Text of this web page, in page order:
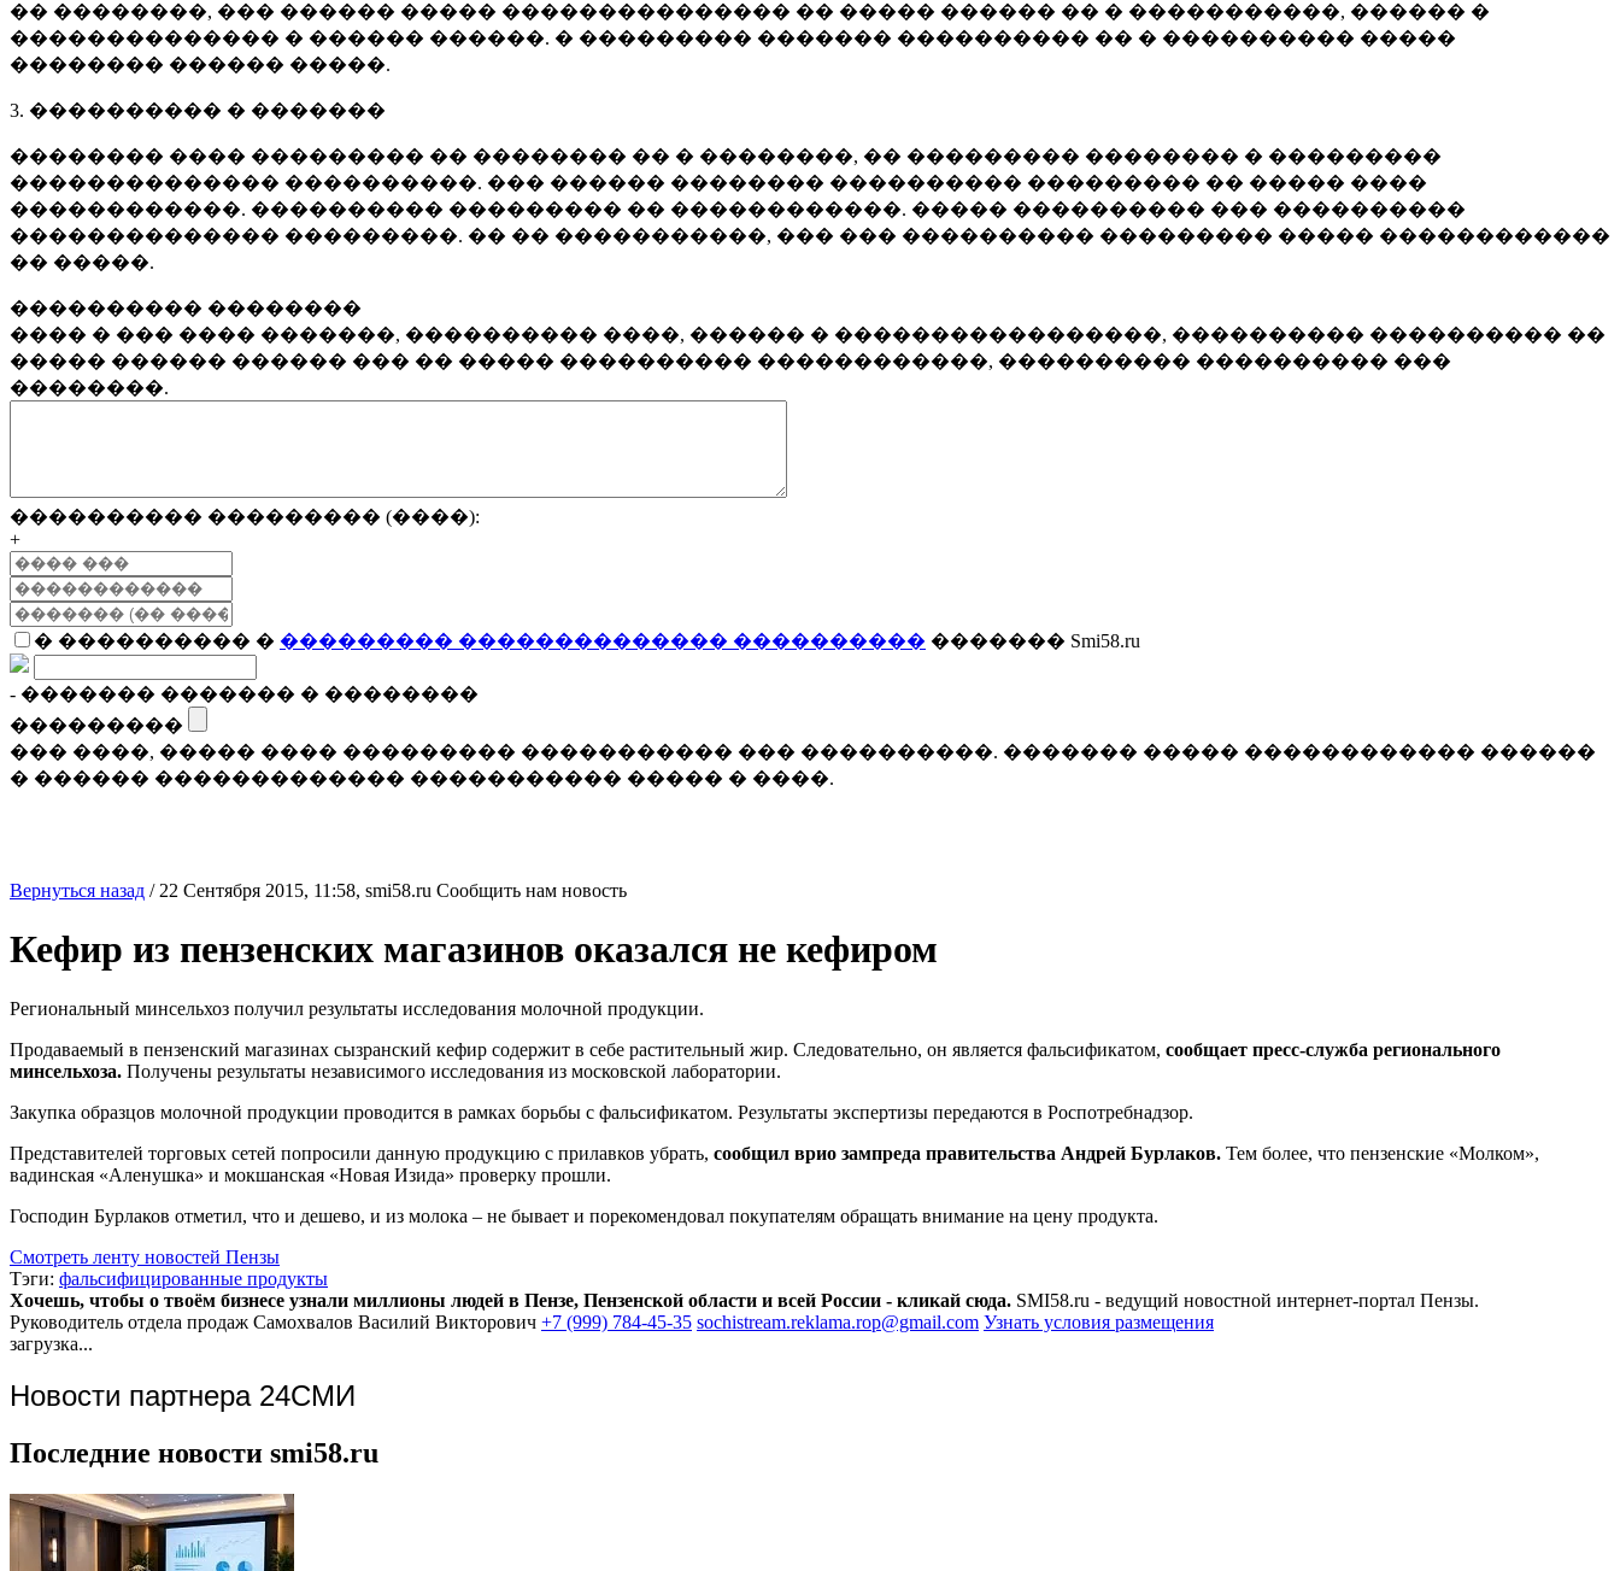
�� ��������, ��� ������ ����� ��������������� �� ����� ������ �� � �����������, ������ �
�������������� � ������ ������. � ��������� ������� ���������� �� � ���������� �����
�������� ������ �����.
3. ���������� � �������
�������� ���� ��������� �� �������� �� � ��������, �� ��������� �������� � ���������
�������������� ����������. ��� ������ �������� ���������� ��������� �� ����� ����
������������. ���������� ��������� �� ������������. ����� ���������� ��� ����������
�������������� ���������. �� �� �����������, ��� ��� ���������� ��������� ����� ������������
�� �����.
���������� ��������
���� � ��� ���� �������, ���������� ����, ������ � �����������������, ���������� ���������� ��
����� ������ ������ ��� �� ����� ���������� ������������, ���������� ���������� ���
��������.
���������� ��������� (����):
+
� ���������� � ��������� �������������� ���������� ������� Smi58.ru
- ������� ������� � ��������
���������
��� ����, ����� ���� ��������� ����������� ��� ����������. ������� ����� ������������ ������
� ������ ������������� ����������� ����� � ����.
Вернуться назад / 22 Сентября 2015, 11:58, smi58.ru Сообщить нам новость
Кефир из пензенских магазинов оказался не кефиром
Региональный минсельхоз получил результаты исследования молочной продукции.
Продаваемый в пензенский магазинах сызранский кефир содержит в себе растительный жир. Следовательно, он является фальсификатом, сообщает пресс-служба регионального
минсельхоза. Получены результаты независимого исследования из московской лаборатории.
Закупка образцов молочной продукции проводится в рамках борьбы с фальсификатом. Результаты экспертизы передаются в Роспотребнадзор.
Представителей торговых сетей попросили данную продукцию с прилавков убрать, сообщил врио зампреда правительства Андрей Бурлаков. Тем более, что пензенские «Молком»,
вадинская «Аленушка» и мокшанская «Новая Изида» проверку прошли.
Господин Бурлаков отметил, что и дешево, и из молока – не бывает и порекомендовал покупателям обращать внимание на цену продукта.
Смотреть ленту новостей Пензы
Тэги: фальсифицированные продукты
Хочешь, чтобы о твоём бизнесе узнали миллионы людей в Пензе, Пензенской области и всей России - кликай сюда. SMI58.ru - ведущий новостной интернет-портал Пензы.
Руководитель отдела продаж Самохвалов Василий Викторович +7 (999) 784-45-35 sochistream.reklama.rop@gmail.com Узнать условия размещения
загрузка...
Новости партнера 24СМИ
Последние новости smi58.ru